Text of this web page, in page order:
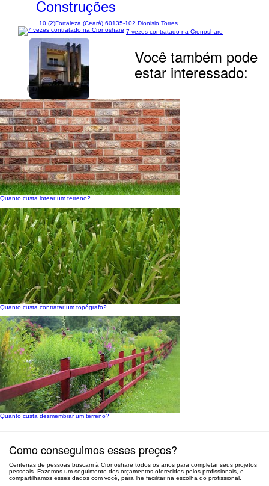
Construções
10 (2)Fortaleza (Ceará) 60135-102 Dionisio Torres
7 vezes contratado na Cronoshare
1/17
Você também pode
estar interessado:
Quanto custa lotear um terreno?
Quanto custa contratar um topógrafo?
Quanto custa desmembrar um terreno?
Como conseguimos esses preços?
Centenas de pessoas buscam à Cronoshare todos os anos para completar seus projetos
pessoais. Fazemos um seguimento dos orçamentos oferecidos pelos profissionais, e
compartilhamos esses dados com você, para lhe facilitar na escolha do profissional.